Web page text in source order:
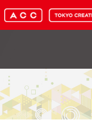
マイページ